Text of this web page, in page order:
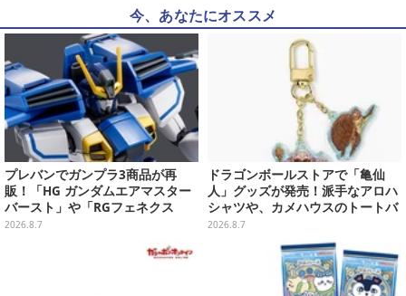
今、あなたにオススメ
プレバンでガンプラ3商品が再
販！「HG ガンダムエアマスター
バースト」や「RGフェネクス
（ナラティブVer.）」も
2026.8.7
ドラゴンボールストアで「亀仙
人」グッズが発売！派手なアロハ
シャツや、カメハウスのトートバ
ッグなど夏らしいアイテムがズラ
2026.8.7